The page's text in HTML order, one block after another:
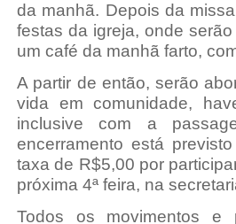
da manhã. Depois da
festas da igreja, onde
um café da manhã farto,
A partir de então, serão
vida em comunidade,
inclusive com a
encerramento está
taxa de R$5,00 por
próxima 4ª feira, na
Todos os movimentos e